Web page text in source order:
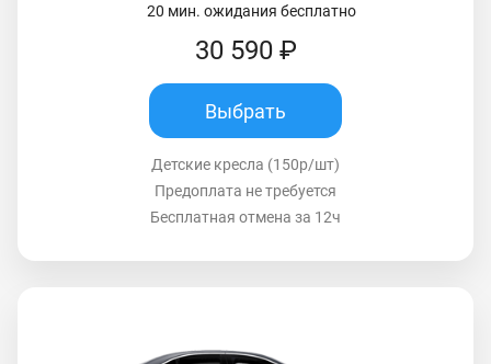
20 мин. ожидания бесплатно
30 590 ₽
Выбрать
Детские кресла (150р/шт)
Предоплата не требуется
Бесплатная отмена за 12ч